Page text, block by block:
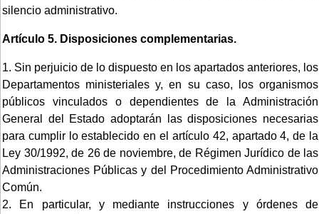
silencio administrativo.
Artículo 5. Disposiciones complementarias.
1. Sin perjuicio de lo dispuesto en los apartados anteriores, los
Departamentos ministeriales y, en su caso, los organismos
públicos vinculados o dependientes de la Administración
General del Estado adoptarán las disposiciones necesarias
para cumplir lo establecido en el artículo 42, apartado 4, de la
Ley 30/1992, de 26 de noviembre, de Régimen Jurídico de las
Administraciones Públicas y del Procedimiento Administrativo
Común.
2. En particular, y mediante instrucciones y órdenes de